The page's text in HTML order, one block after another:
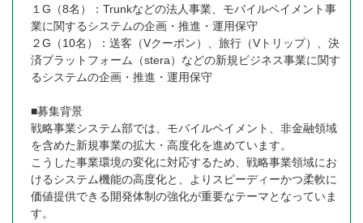
１G（8名）：Trunkなどの法人事業、モバイルペイメント事
業に関するシステムの企画・推進・運用保守
２G（10名）：送客（Vクーポン）、旅行（Vトリップ）、決
済プラットフォーム（stera）などの新規ビジネス事業に関す
るシステムの企画・推進・運用保守
■募集背景
戦略事業システム部では、モバイルペイメント、非金融領域
を含めた新規事業の拡大・高度化を進めています。
こうした事業環境の変化に対応するため、戦略事業領域にお
けるシステム機能の高度化と、よりスピーディーかつ柔軟に
価値提供できる開発体制の強化が重要なテーマとなっていま
す。